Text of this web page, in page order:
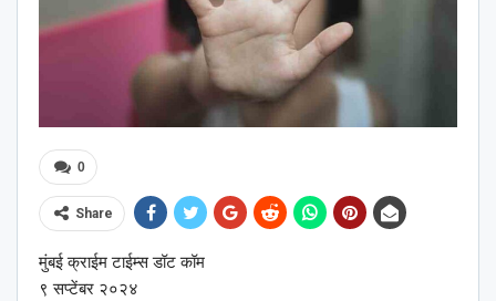
0
Share
मुंबई क्राईम टाईम्स डॉट कॉम
९ सप्टेंबर २०२४